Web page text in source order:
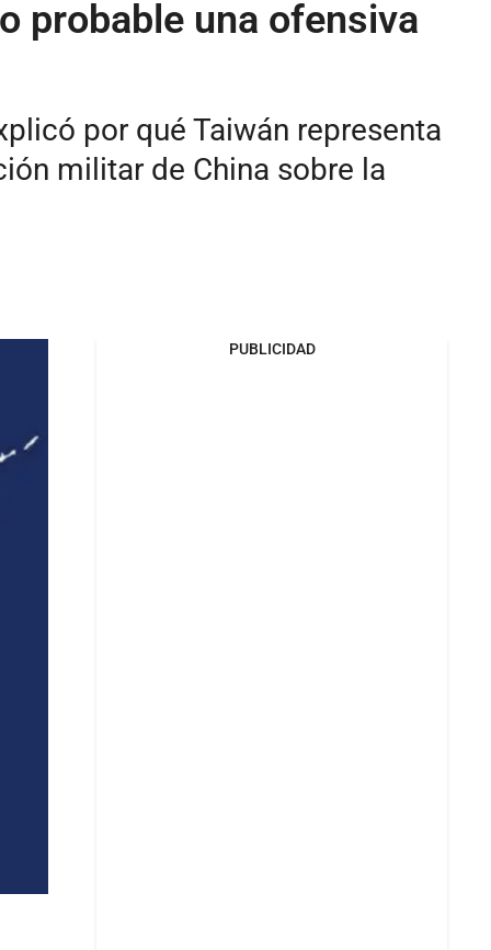
probable una ofensiva
por qué Taiwán representa
militar de China sobre la
PUBLICIDAD